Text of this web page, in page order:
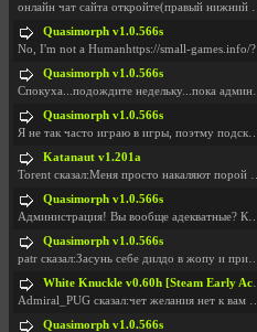
онлайн чат сайта откройте(правый нижний угол экран
Quasimorph v1.0.566s
No, I'm not a Humanhttps://small-games.info/?
Quasimorph v1.0.566s
Спокуха...подождите недельку...пока админов отпуст
Quasimorph v1.0.566s
Я не так часто играю в игры, поэтму подсказка про
Katanaut v1.201a
Torent сказал:Меня просто накаляют порой речи о то
Quasimorph v1.0.566s
Администрация! Вы вообще адекватные? Какие монетки
Quasimorph v1.0.566s
patr сказал:Засунь себе дилдо в жопу и пришли фотк
White Knuckle v0.60h [Steam Early Access]
Admiral_PUG сказал:чет желания нет к вам сюда захо
Quasimorph v1.0.566s